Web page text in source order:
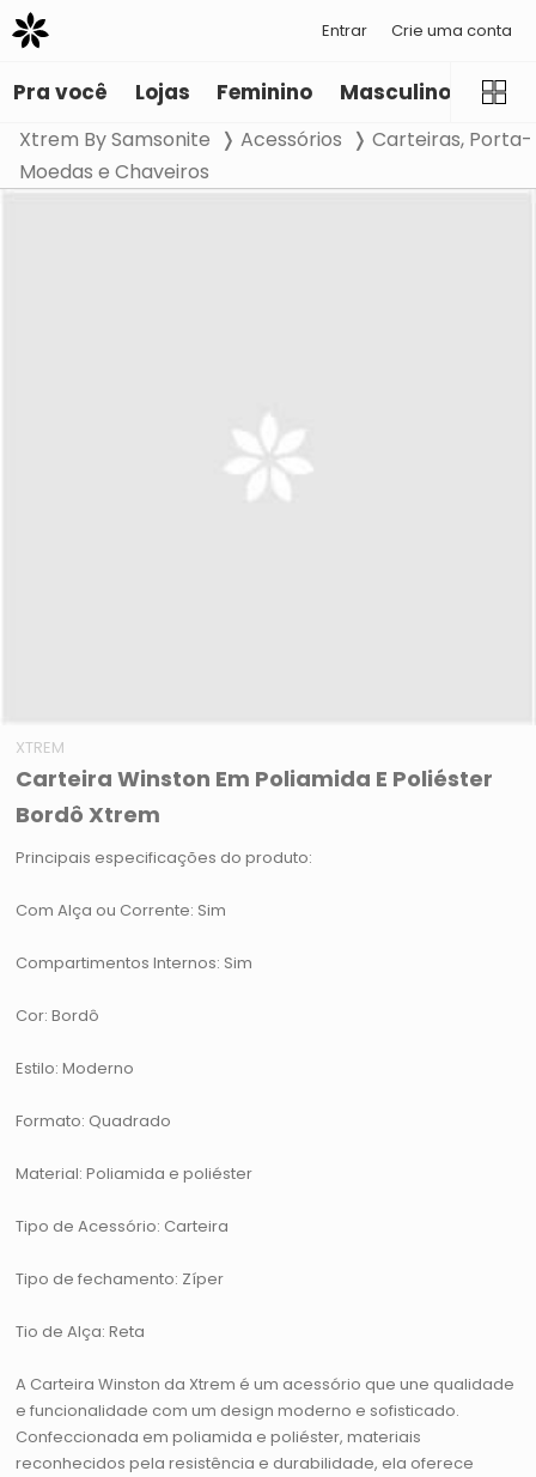
Entrar Crie uma conta
Pra você Lojas Feminino Masculino
Xtrem By Samsonite Acessórios
Carteiras, Porta-
Moedas e Chaveiros
XTREM
Carteira Winston Em Poliamida E Poliéster
Bordô Xtrem
Principais especificações do produto:
Com Alça ou Corrente: Sim
Compartimentos Internos: Sim
Cor: Bordô
Estilo: Moderno
Formato: Quadrado
Material: Poliamida e poliéster
Tipo de Acessório: Carteira
Tipo de fechamento: Zíper
Tio de Alça: Reta
A Carteira Winston da Xtrem é um acessório que une qualidade
e funcionalidade com um design moderno e sofisticado.
Confeccionada em poliamida e poliéster, materiais
reconhecidos pela resistência e durabilidade, ela oferece